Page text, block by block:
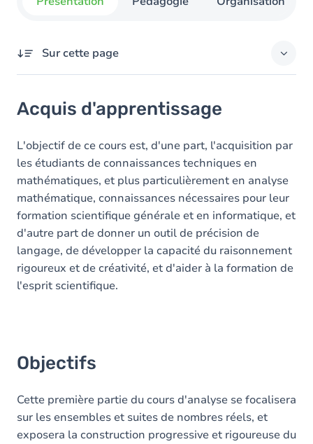
Sur cette page
Objectifs
Contenu
Acquis d'apprentissage
L'objectif de ce cours est, d'une part, l'acquisition par
les étudiants de connaissances techniques en
mathématiques, et plus particulièrement en analyse
mathématique, connaissances nécessaires pour leur
formation scientifique générale et en informatique, et
d'autre part de donner un outil de précision de
langage, de développer la capacité du raisonnement
rigoureux et de créativité, et d'aider à la formation de
l'esprit scientifique.
Objectifs
Cette première partie du cours d'analyse se focalisera
sur les ensembles et suites de nombres réels, et
exposera la construction progressive et rigoureuse du